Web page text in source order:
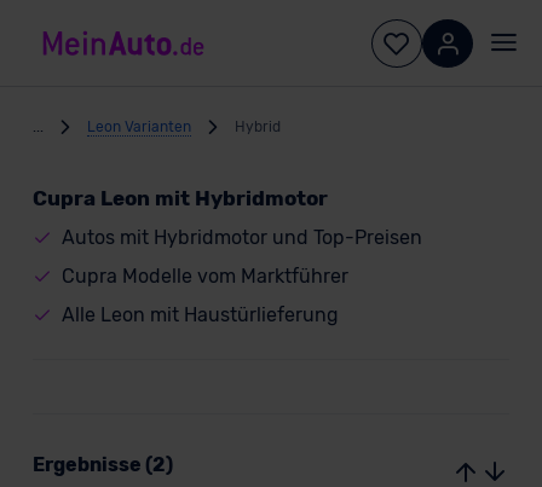
Leon Varianten Hybrid
Cupra Leon mit Hybridmotor
Autos mit Hybridmotor und Top-Preisen
Cupra Modelle vom Marktführer
Alle Leon mit Haustürlieferung
Ergebnisse (2)